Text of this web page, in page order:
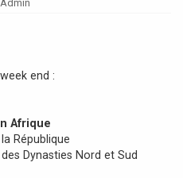
end :
Afrique
République
Dynasties Nord et Sud